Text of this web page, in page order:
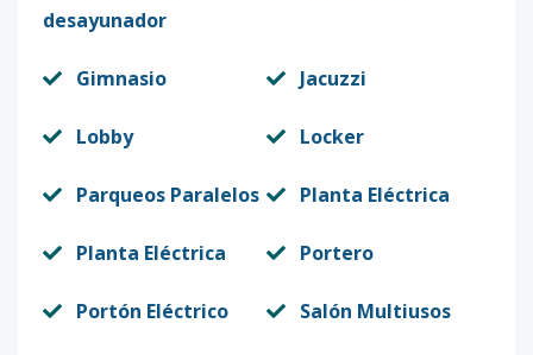
desayunador
Gimnasio Jacuzzi
Lobby Locker
Parqueos Paralelos Planta Eléctrica
Planta Eléctrica Portero
Portón Eléctrico Salón Multiusos